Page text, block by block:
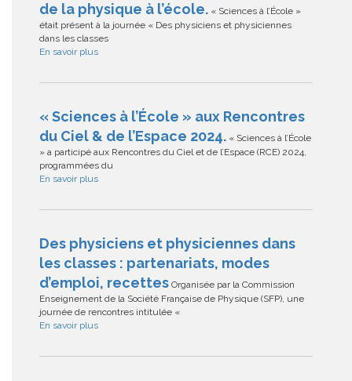
de la physique à l’école. « Sciences à l’École »
était présent à la journée « Des physiciens et physiciennes
dans les classes
En savoir plus
« Sciences à l’École » aux Rencontres
du Ciel & de l’Espace 2024. « Sciences à l’École
» a participé aux Rencontres du Ciel et de l’Espace (RCE) 2024,
programmées du
En savoir plus
Des physiciens et physiciennes dans
les classes : partenariats, modes
d’emploi, recettes Organisée par la Commission
Enseignement de la Société Française de Physique (SFP), une
journée de rencontres intitulée «
En savoir plus